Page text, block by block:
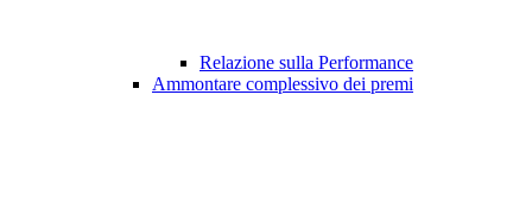
Relazione sulla Performance
Ammontare complessivo dei premi